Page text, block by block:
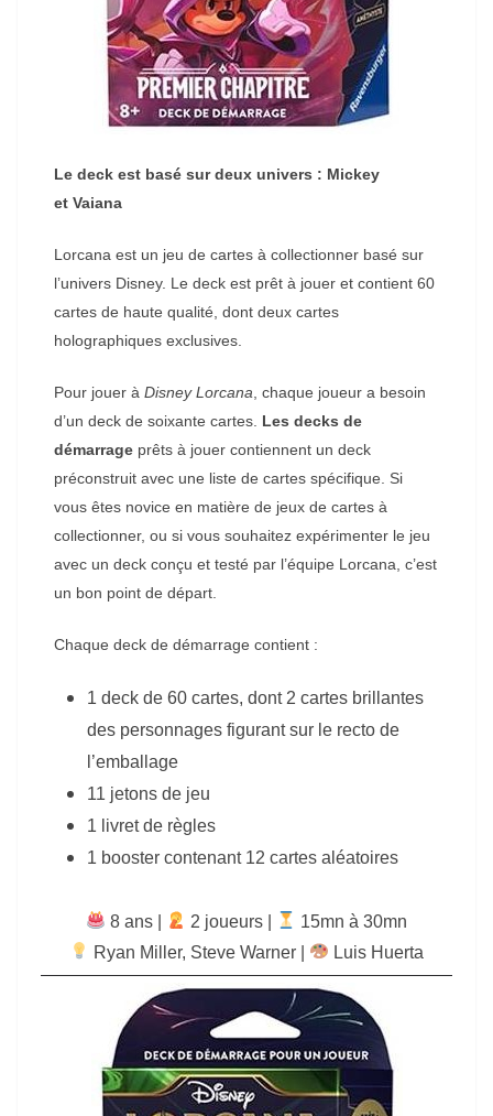
Le deck est basé sur deux univers : Mickey
et Vaiana
Lorcana est un jeu de cartes à collectionner basé sur
l’univers Disney. Le deck est prêt à jouer et contient 60
cartes de haute qualité, dont deux cartes
holographiques exclusives.
Pour jouer à Disney Lorcana , chaque joueur a besoin
d’un deck de soixante cartes. Les decks de
démarrage prêts à jouer contiennent un deck
préconstruit avec une liste de cartes spécifique. Si
vous êtes novice en matière de jeux de cartes à
collectionner, ou si vous souhaitez expérimenter le jeu
avec un deck conçu et testé par l’équipe Lorcana, c’est
un bon point de départ.
Chaque deck de démarrage contient :
1 deck de 60 cartes, dont 2 cartes brillantes
des personnages figurant sur le recto de
l’emballage
11 jetons de jeu
1 livret de règles
1 booster contenant 12 cartes aléatoires
8 ans | ‍ 2 joueurs |
15mn à 30mn
Ryan Miller, Steve Warner Luis Huerta